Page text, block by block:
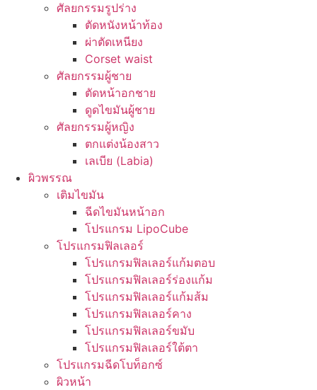
ศัลยกรรมรูปร่าง
ตัดหนังหน้าท้อง
ผ่าตัดเหนียง
Corset waist
ศัลยกรรมผู้ชาย
ตัดหน้าอกชาย
ดูดไขมันผู้ชาย
ศัลยกรรมผู้หญิง
ตกแต่งน้องสาว
เลเบีย (Labia)
ผิวพรรณ
เติมไขมัน
ฉีดไขมันหน้าอก
โปรแกรม LipoCube
โปรแกรมฟิลเลอร์
โปรแกรมฟิลเลอร์แก้มตอบ
โปรแกรมฟิลเลอร์ร่องแก้ม
โปรแกรมฟิลเลอร์แก้มส้ม
โปรแกรมฟิลเลอร์คาง
โปรแกรมฟิลเลอร์ขมับ
โปรแกรมฟิลเลอร์ใต้ตา
โปรแกรมฉีดโบท็อกซ์
ผิวหน้า